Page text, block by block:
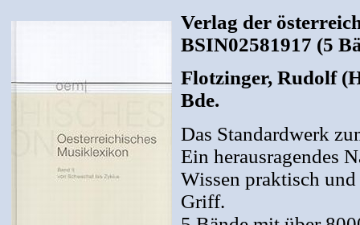
Verlag der
BSIN02581917 (5
Flotzinger, Rudolf
Bde.
Das Standardwerk
Ein herausragendes
Wissen praktisch
Griff.